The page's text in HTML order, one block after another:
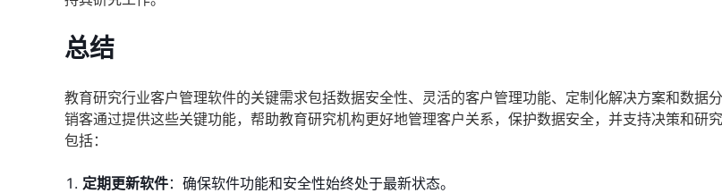
总结
教育研究行业客户管理软件的关键需求包括数据安全性、灵活的客户管理功能、定制化解决方案和数据
销客通过提供这些关键功能，帮助教育研究机构更好地管理客户关系，保护数据安全，并支持决策和研
包括：
定期更新软件：确保软件功能和安全性始终处于最新状态。